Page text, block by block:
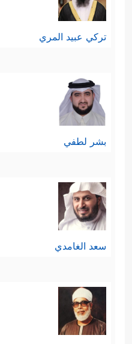
تركي عبيد المري
بشر لطفي
سعد الغامدي